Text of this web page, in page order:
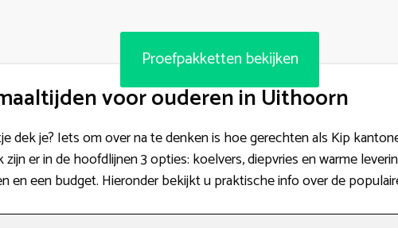
Proefpakketten bekijken
voor ouderen in Uithoorn
dek je? Iets om over na te denken is hoe gerechten als Kip
er in de hoofdlijnen 3 opties: koelvers, diepvries en warme
en een budget. Hieronder bekijkt u praktische info over de